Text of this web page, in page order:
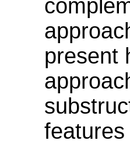
present